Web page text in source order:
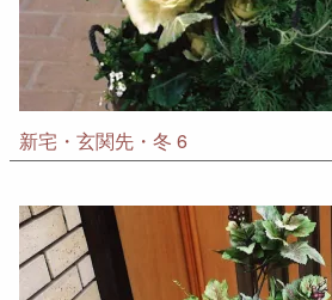
新宅・玄関先・冬 6